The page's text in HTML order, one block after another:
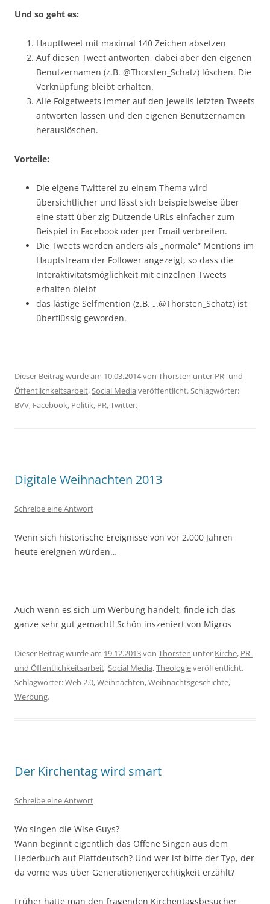
Und so geht es:
Haupttweet mit maximal 140 Zeichen absetzen
Auf diesen Tweet antworten, dabei aber den eigenen
Benutzernamen (z.B. @Thorsten_Schatz) löschen. Die
Verknüpfung bleibt erhalten.
Alle Folgetweets immer auf den jeweils letzten Tweets
antworten lassen und den eigenen Benutzernamen
herauslöschen.
Vorteile:
Die eigene Twitterei zu einem Thema wird
übersichtlicher und lässt sich beispielsweise über
eine statt über zig Dutzende URLs einfacher zum
Beispiel in Facebook oder per Email verbreiten.
Die Tweets werden anders als „normale“ Mentions im
Hauptstream der Follower angezeigt, so dass die
Interaktivitätsmöglichkeit mit einzelnen Tweets
erhalten bleibt
das lästige Selfmention (z.B. „.@Thorsten_Schatz) ist
überflüssig geworden.
Dieser Beitrag wurde am 10.03.2014von Thorsten unter PR- und
Öffentlichkeitsarbeit,Social Media veröffentlicht. Schlagwörter:
BVV, Facebook, Politik, PR,Twitter.
Digitale Weihnachten 2013
Schreibe eine Antwort
Wenn sich historische Ereignisse von vor 2.000 Jahren
heute ereignen würden…
Auch wenn es sich um Werbung handelt, finde ich das
ganze sehr gut gemacht! Schön inszeniert von Migros
Dieser Beitrag wurde am 19.12.2013von Thorsten unter Kirche, PR-
und Öffentlichkeitsarbeit,Social Media,Theologieveröffentlicht.
Schlagwörter:Web 2.0,Weihnachten,Weihnachtsgeschichte,
Werbung.
Der Kirchentag wird smart
Schreibe eine Antwort
Wo singen die Wise Guys?
Wann beginnt eigentlich das Offene Singen aus dem
Liederbuch auf Plattdeutsch? Und wer ist bitte der Typ, der
da vorne was über Generationengerechtigkeit erzählt?
Früher hätte man den fragenden Kirchentagsbesucher